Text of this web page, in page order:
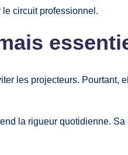
circuit professionnel.
les projecteurs. Pourtant,
la rigueur quotidienne.